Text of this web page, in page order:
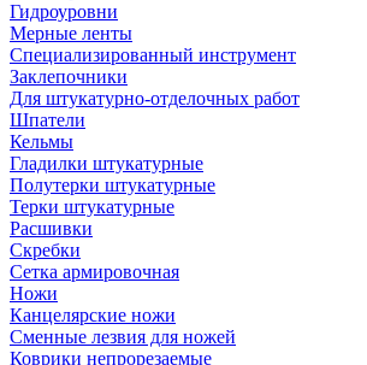
Гидроуровни
Мерные ленты
Специализированный инструмент
Заклепочники
Для штукатурно-отделочных работ
Шпатели
Кельмы
Гладилки штукатурные
Полутерки штукатурные
Терки штукатурные
Расшивки
Скребки
Сетка армировочная
Ножи
Канцелярские ножи
Сменные лезвия для ножей
Коврики непрорезаемые